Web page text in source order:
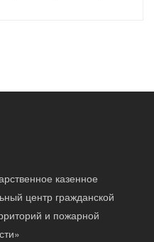
казенное
центр гражданской
и пожарной